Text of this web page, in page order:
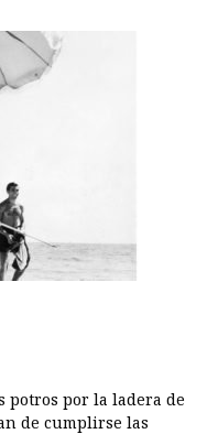
potros por la ladera de
de cumplirse las